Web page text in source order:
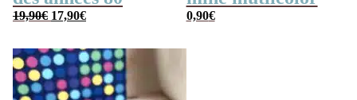
19,90€ Le
était :
19,90€.
17,90€Le
est :
17,90€.
0,90€